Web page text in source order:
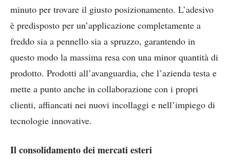
minuto per trovare il giusto posizionamento. L’adesivo
è predisposto per un’applicazione completamente a
freddo sia a pennello sia a spruzzo, garantendo in
questo modo la massima resa con una minor quantità di
prodotto. Prodotti all’avanguardia, che l’azienda testa e
mette a punto anche in collaborazione con i propri
clienti, affiancati nei nuovi incollaggi e nell’impiego di
tecnologie innovative.
Il consolidamento dei mercati esteri